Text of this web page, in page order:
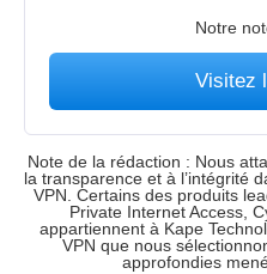
Notre
Visitez
Note de la rédaction : Nous
la transparence et à l’intégrité
VPN. Certains des produits
Private Internet Access,
appartiennent à Kape
VPN que nous
approfondies